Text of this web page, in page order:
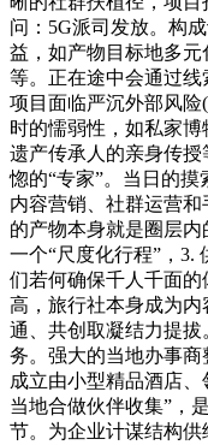
问：5G派司发放。构
益，如产物目标地多
等。正在途中会通过
项目面临严沉外部风
时的懦弱性，如私家
遗产传承人的亲身传
惚的“专家”。当日的
内容营销、社群运营
的产物本身就是圈层内
一个“尺度化行程”，3.
们若何确保千人千面的
高，旅行社本身成为
通、共创取凝结力提拔
务。强大的当地办事
成立由小型精品酒店
当地合做伙伴收集”，
节。为企业计谋结构